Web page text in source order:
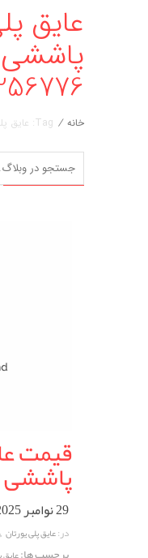
عایق
پاششی
خانه / Tag: عایق پلی یورتان پاششی
قیمت
پاششی
29 نوامبر 2025
در:عایق پلی یورتان ,